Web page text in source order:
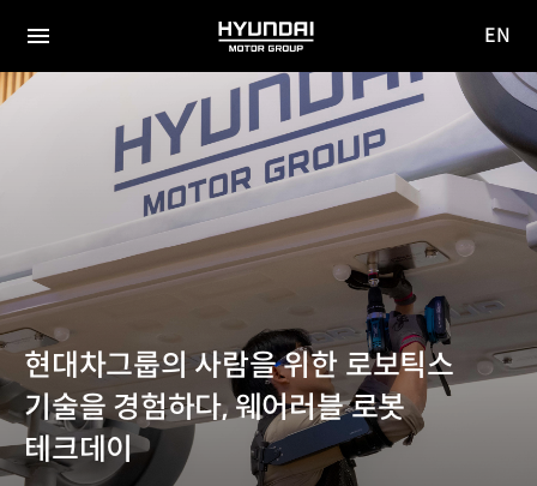
전체
HYUNDAI
MOTOR
사이
EN
현대차그룹의 사람을 위한 로보틱스
기술을 경험하다, 웨어러블 로봇
테크데이